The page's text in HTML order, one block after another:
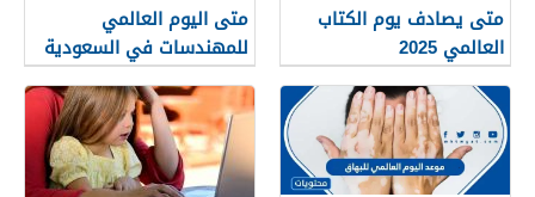
متى يصادف يوم الكتاب
العالمي 2025
متى اليوم العالمي
للمهندسات في السعودية
والدول العربية 2025